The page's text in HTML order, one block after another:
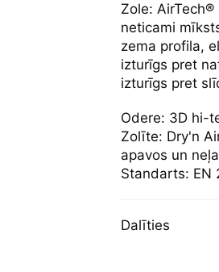
Zole:
neticami
zema profila,
izturīgs pret
izturīgs pret
Odere: 3D hi-
Zolīte: Dry'n
apavos un
Standarts: EN
Dalīties